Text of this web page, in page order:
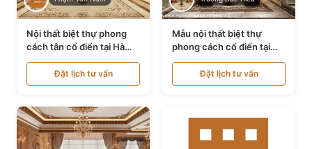
Nội thất biệt thự phong
cách tân cổ điển tại Hà
Nội NT24405
Đặt lịch tư vấn
Mẫu nội thất biệt thự
phong cách cổ điển tại
Bình Dương NT24532
Đặt lịch tư vấn